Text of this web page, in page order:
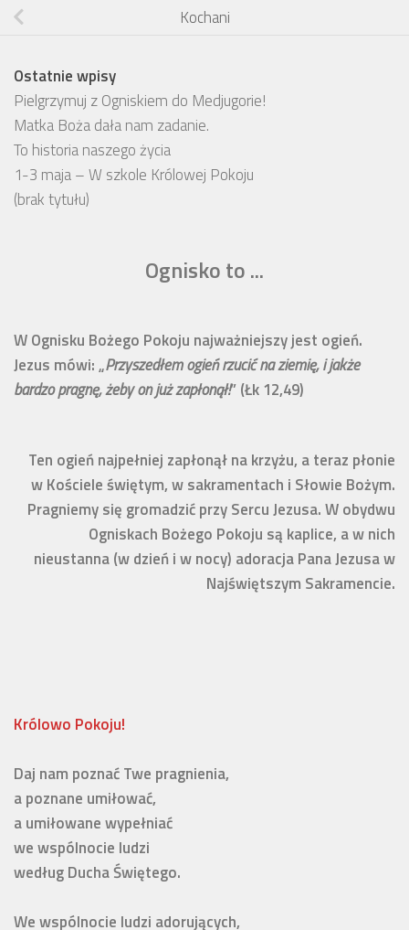
Kochani
Ostatnie wpisy
Pielgrzymuj z Ogniskiem do Medjugorie!
Matka Boża dała nam zadanie.
To historia naszego życia
1-3 maja – W szkole Królowej Pokoju
(brak tytułu)
Ognisko to ...
W Ognisku Bożego Pokoju najważniejszy jest ogień.
Jezus mówi: „Przyszedłem ogień rzucić na ziemię, i jakże
bardzo pragnę, żeby on już zapłonął!” (Łk 12,49)
Ten ogień najpełniej zapłonął na krzyżu, a teraz płonie
w Kościele świętym, w sakramentach i Słowie Bożym.
Pragniemy się gromadzić przy Sercu Jezusa. W obydwu
Ogniskach Bożego Pokoju są kaplice, a w nich
nieustanna (w dzień i w nocy) adoracja Pana Jezusa w
Najświętszym Sakramencie.
Królowo Pokoju!
Daj nam poznać Twe pragnienia,
a poznane umiłować,
a umiłowane wypełniać
we wspólnocie ludzi
według Ducha Świętego.
We wspólnocie ludzi adorujących,